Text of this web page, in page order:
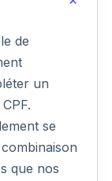
de
un
se
que nos